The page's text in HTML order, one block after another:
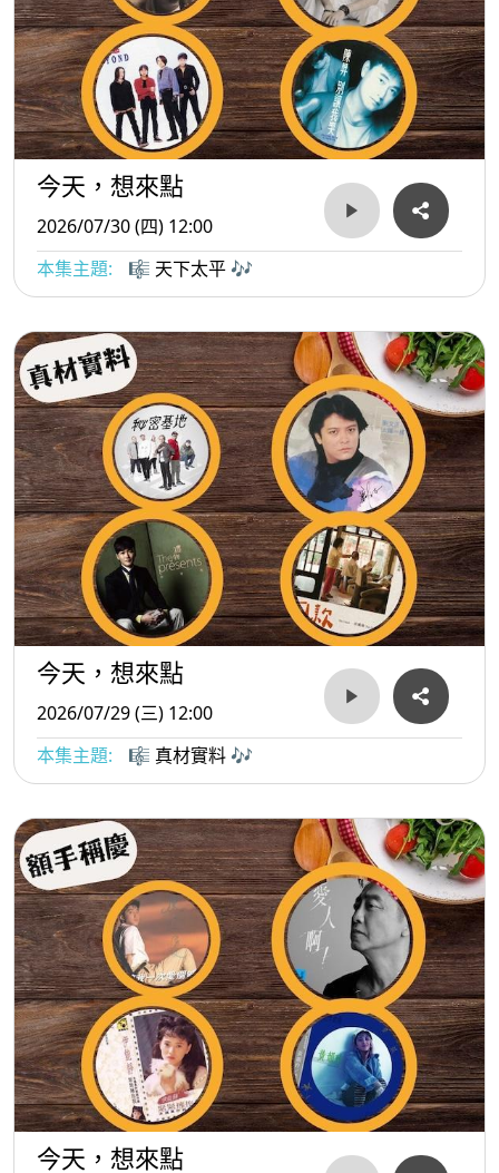
今天，想來點
2026/07/30 (四) 12:00
本集主題:
🎼 天下太平 🎶
今天，想來點
2026/07/29 (三) 12:00
本集主題:
🎼 真材實料 🎶
今天，想來點